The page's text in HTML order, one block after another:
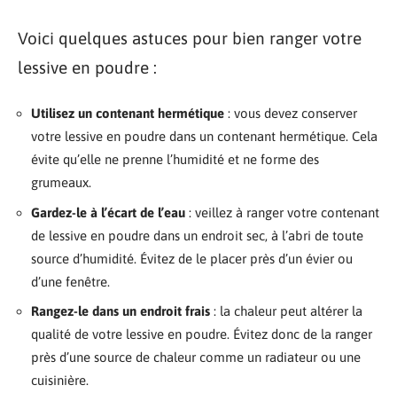
Voici quelques astuces pour bien ranger votre
lessive en poudre :
Utilisez un contenant hermétique : vous devez conserver
votre lessive en poudre dans un contenant hermétique. Cela
évite qu’elle ne prenne l’humidité et ne forme des
grumeaux.
Gardez-le à l’écart de l’eau : veillez à ranger votre contenant
de lessive en poudre dans un endroit sec, à l’abri de toute
source d’humidité. Évitez de le placer près d’un évier ou
d’une fenêtre.
Rangez-le dans un endroit frais : la chaleur peut altérer la
qualité de votre lessive en poudre. Évitez donc de la ranger
près d’une source de chaleur comme un radiateur ou une
cuisinière.